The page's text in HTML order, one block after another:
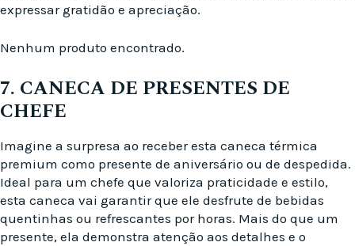
expressar gratidão e apreciação.
Nenhum produto encontrado.
7. CANECA DE PRESENTES DE
CHEFE
Imagine a surpresa ao receber esta caneca térmica
premium como presente de aniversário ou de despedida.
Ideal para um chefe que valoriza praticidade e estilo,
esta caneca vai garantir que ele desfrute de bebidas
quentinhas ou refrescantes por horas. Mais do que um
presente, ela demonstra atenção aos detalhes e o